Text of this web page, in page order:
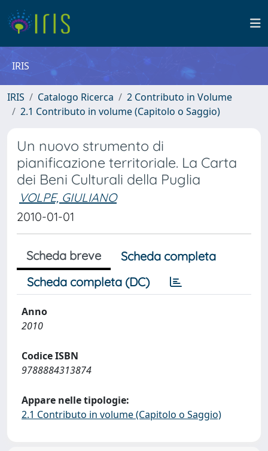
IRIS
IRIS Catalogo Ricerca
2 Contributo in Volume
2.1 Contributo in volume (Capitolo o Saggio)
Un nuovo strumento di
pianificazione territoriale. La Carta
dei Beni Culturali della Puglia
VOLPE, GIULIANO
2010-01-01
Scheda breve
Scheda completa
Scheda completa (DC)
Anno
2010
Codice ISBN
9788884313874
Appare nelle tipologie:
2.1 Contributo in volume (Capitolo o Saggio)